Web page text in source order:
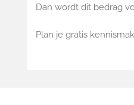
Dan wordt dit bedrag
Plan je gratis